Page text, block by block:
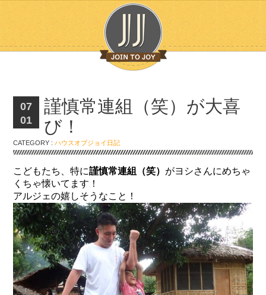
07
01
謹慎常連組（笑）が大喜
び！
CATEGORY :ハウスオブジョイ日記
こどもたち、特に謹慎常連組（笑） がヨシさんにめちゃ
くちゃ懐いてます！
アルジェの嬉しそうなこと！